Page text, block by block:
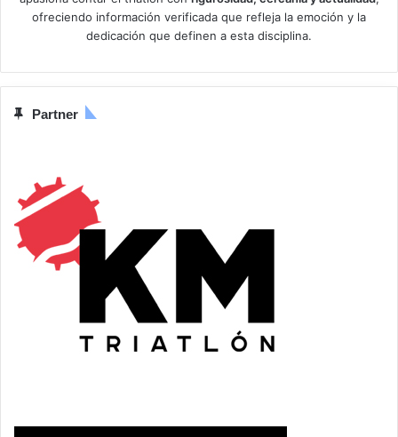
ofreciendo información verificada que refleja la emoción y la
dedicación que definen a esta disciplina.
Partner